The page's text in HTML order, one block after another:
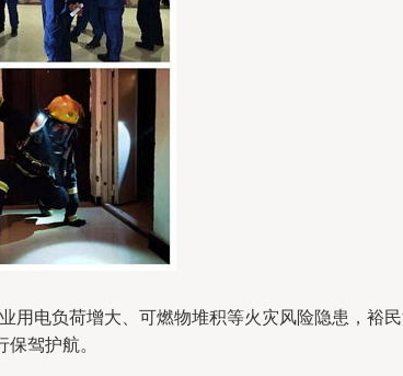
电负荷增大、可燃物堆积等火灾风险隐患，裕民
驾护航。